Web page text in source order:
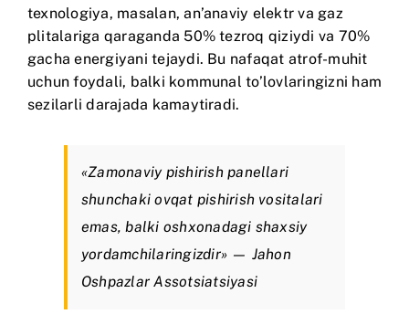
texnologiya, masalan, an’anaviy elektr va gaz
plitalariga qaraganda 50% tezroq qiziydi va 70%
gacha energiyani tejaydi. Bu nafaqat atrof-muhit
uchun foydali, balki kommunal to’lovlaringizni ham
sezilarli darajada kamaytiradi.
«Zamonaviy pishirish panellari
shunchaki ovqat pishirish vositalari
emas, balki oshxonadagi shaxsiy
yordamchilaringizdir» — Jahon
Oshpazlar Assotsiatsiyasi